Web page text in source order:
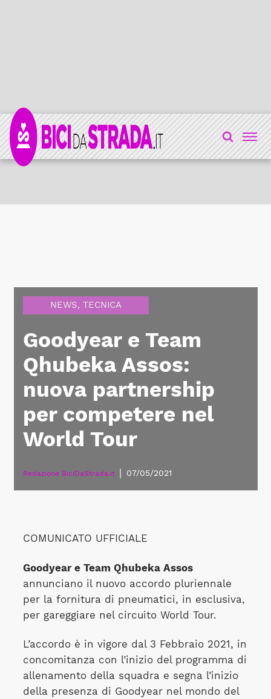
NEWS, TECNICA
Goodyear e Team
Qhubeka Assos:
nuova partnership
per competere nel
World Tour
Redazione BiciDaStrada.it 07/05/2021
COMUNICATO UFFICIALE
Goodyear e Team Qhubeka Assos
annunciano il nuovo accordo pluriennale
per la fornitura di pneumatici, in esclusiva,
per gareggiare nel circuito World Tour.
L’accordo è in vigore dal 3 Febbraio 2021, in
concomitanza con l’inizio del programma di
allenamento della squadra e segna l’inizio
della presenza di Goodyear nel mondo del